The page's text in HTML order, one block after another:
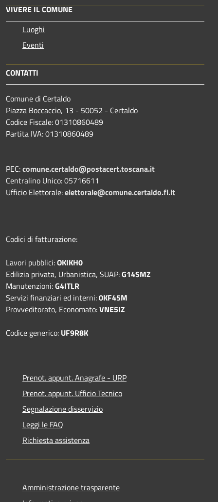
VIVERE IL COMUNE
Luoghi
Eventi
CONTATTI
Comune di Certaldo
Piazza Boccaccio, 13 - 50052 - Certaldo
Codice Fiscale: 01310860489
Partita IVA: 01310860489
PEC:comune.certaldo@postacert.toscana.it
Centralino Unico: 05716611
Ufficio Elettorale:elettorale@comune.certaldo.fi.it
Codici di fatturazione:
Lavori pubblici:OKIKH0
Edilizia privata, Urbanistica, SUAP:G14SMZ
Manutenzioni:G4ITLR
Servizi finanziari ed interni:0KF45M
Provveditorato, Economato:VNE5IZ
Codice generico: UF9R8K
Prenot. appunt. Anagrafe - URP
Prenot. appunt. Ufficio Tecnico
Segnalazione disservizio
Leggi le FAQ
Richiesta assistenza
Amministrazione trasparente